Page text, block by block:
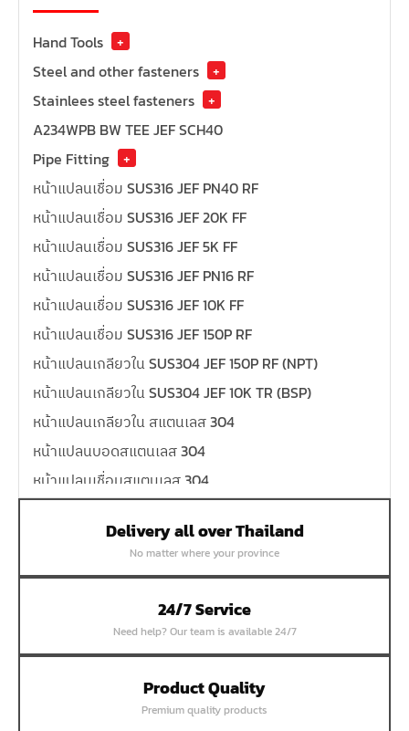
Hand Tools
+
Steel and other fasteners
+
Stainlees steel fasteners
+
A234WPB BW TEE JEF SCH40
Pipe Fitting
+
หน้าแปลนเชื่อม SUS316 JEF PN40 RF
หน้าแปลนเชื่อม SUS316 JEF 20K FF
หน้าแปลนเชื่อม SUS316 JEF 5K FF
หน้าแปลนเชื่อม SUS316 JEF PN16 RF
หน้าแปลนเชื่อม SUS316 JEF 10K FF
หน้าแปลนเชื่อม SUS316 JEF 150P RF
หน้าแปลนเกลียวใน SUS304 JEF 150P RF (NPT)
หน้าแปลนเกลียวใน SUS304 JEF 10K TR (BSP)
หน้าแปลนเกลียวใน สแตนเลส 304
หน้าแปลนบอดสแตนเลส 304
หน้าแปลนเชื่อมสแตนเลส 304
หน้าแปลนเหล็กคอสูง
หน้าแปลนเชื่อมบอด SUS304 JEF 300P RF
หน้าแปลนเชื่อมบอด SUS304 JEF PN40 RF
หน้าแปลนเชื่อมบอด SUS304 JEF PN16 RF
หน้าแปลนเชื่อมบอด SUS304 JEF PN10 FF
Delivery all over Thailand
No matter where your province
24/7 Service
Need help? Our team is available 24/7
Product Quality
Premium quality products